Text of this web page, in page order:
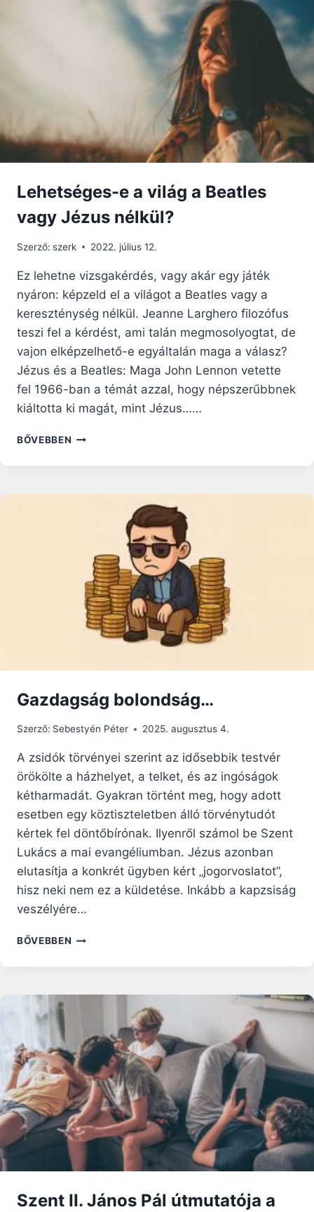
Lehetséges-e a világ a Beatles
vagy Jézus nélkül?
Szerző: szerk 2022. július 12.
Ez lehetne vizsgakérdés, vagy akár egy játék
nyáron: képzeld el a világot a Beatles vagy a
kereszténység nélkül. Jeanne Larghero filozófus
teszi fel a kérdést, ami talán megmosolyogtat, de
vajon elképzelhető-e egyáltalán maga a válasz?
Jézus és a Beatles: Maga John Lennon vetette
fel 1966-ban a témát azzal, hogy népszerűbbnek
kiáltotta ki magát, mint Jézus……
BŐVEBBEN LEHETSÉGES-
A
NÉLKÜL?
Gazdagság bolondság…
Szerző: Sebestyén Péter 2025. augusztus 4.
A zsidók törvényei szerint az idősebbik testvér
örökölte a házhelyet, a telket, és az ingóságok
kétharmadát. Gyakran történt meg, hogy adott
esetben egy köztiszteletben álló törvénytudót
kértek fel döntőbírónak. Ilyenről számol be Szent
Lukács a mai evangéliumban. Jézus azonban
elutasítja a konkrét ügyben kért „jogorvoslatot”,
hisz neki nem ez a küldetése. Inkább a kapzsiság
veszélyére…
BŐVEBBEN GAZDAGSÁG
Szent II. János Pál útmutatója a